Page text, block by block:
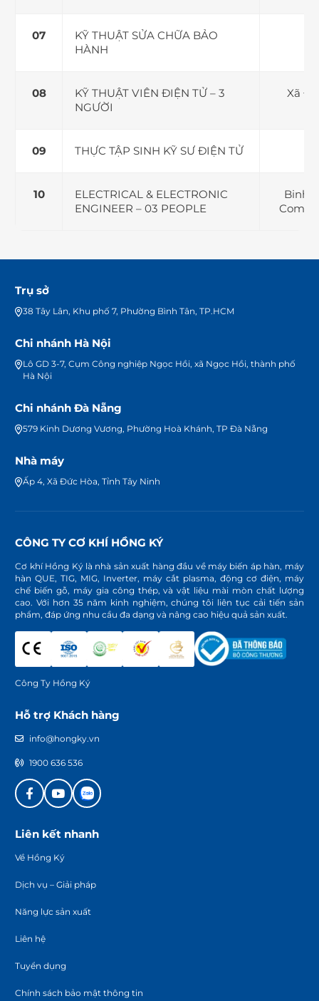
KỸ THUẬT SỬA CHỮA BẢO
HÀNH
KỸ THUẬT VIÊN ĐIỆN TỬ – 3
NGƯỜI
Xã
THỰC TẬP SINH KỸ SƯ ĐIỆN TỬ
ELECTRICAL & ELECTRONIC
ENGINEER – 03 PEOPLE
Binh
Trụ sở
38 Tây Lân, Khu phố 7, Phường Bình Tân, TP.HCM
Chi nhánh Hà Nội
Lô GD 3-7, Cụm Công nghiệp Ngọc Hồi, xã Ngọc Hồi, thành phố
Hà Nội
Chi nhánh Đà Nẵng
579 Kinh Dương Vương, Phường Hoà Khánh, TP Đà Nẵng
Nhà máy
Ấp 4, Xã Đức Hòa, Tỉnh Tây Ninh
CÔNG TY CƠ KHÍ HỒNG KÝ
Cơ khí Hồng Ký là nhà sản xuất hàng đầu về máy biến áp hàn, máy
hàn QUE, TIG, MIG, Inverter, máy cắt plasma, động cơ điện, máy
chế biến gỗ, máy gia công thép, và vật liệu mài mòn chất lượng
cao. Với hơn 35 năm kinh nghiệm, chúng tôi liên tục cải tiến sản
phẩm, đáp ứng nhu cầu đa dạng và nâng cao hiệu quả sản xuất.
Công Ty Hồng Ký
Hỗ trợ Khách hàng
info@hongky.vn
1900 636 536
Liên kết nhanh
Về Hồng Ký
Dịch vụ – Giải pháp
Năng lực sản xuất
Liên hệ
Tuyển dụng
Chính sách bảo mật thông tin